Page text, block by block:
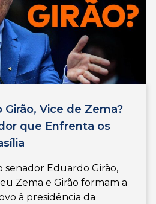
Girão, Vice de Zema?
que Enfrenta os
senador Eduardo Girão,
Zema e Girão formam a
à presidência da